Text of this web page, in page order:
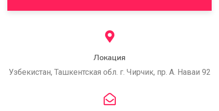
Локация
Узбекистан, Ташкентская обл. г. Чирчик, пр. А. Наваи 92